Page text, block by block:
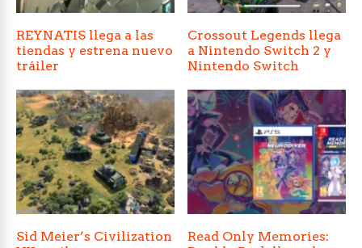
REYNATIS llega a las
tiendas y estrena nuevo
tráiler
Crossout Legends llega
a Nintendo Switch 2 y
Nintendo Switch
Sid Meier’s Civilization
Read Only Memories: